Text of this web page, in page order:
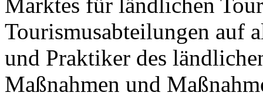
Tourismusabteilungen auf
und Praktiker des
Maßnahmen und